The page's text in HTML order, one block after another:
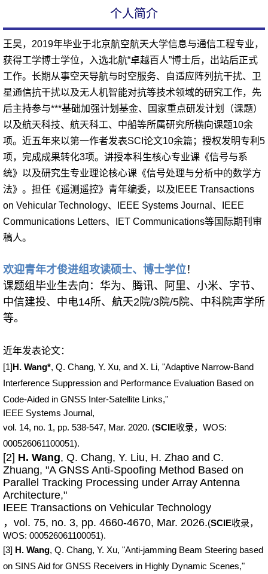
个人简介
王昊，2019年毕业于北京航空航天大学信息与通信工程专业，
获得工学博士学位，入选北航“卓越百人”博士后，出站后正式
工作。 长期从事空天导航与时空服务、自适应阵列抗干扰、卫
星通信抗干扰以及无人机智能对抗等技术领域的研究工作， 先
后主持参与***基础加强计划基金、国家重点研发计划（课题）
以及航天科技、航天科工、中船等所属研究所横向课题10余
项。近五年来以第一作者发表SCI论文10余篇；授权发明专利5
项，完成成果转化3项。 讲授本科生核心专业课《信号与系
统》以及研究生专业理论核心课《信号处理与分析中的数学方
法》。 担任《遥测遥控》青年编委，以及IEEE Transactions
on Vehicular Technology、IEEE Systems Journal、IEEE
Communications Letters、IET Communications等国际期刊审
稿人。
欢迎青年才俊进组攻读硕士、博士学位！
课题组毕业生去向：华为、腾讯、阿里、小米、字节、
中信建投、中电14所、航天2院/3院/5院、中科院声学所
等。
近年发表论文：
[1]H. Wang*, Q. Chang, Y. Xu, and X. Li, "Adaptive Narrow-Band
Interference Suppression and Performance Evaluation Based on
Code-Aided in GNSS Inter-Satellite Links,"
IEEE Systems Journal,
vol. 14, no. 1, pp. 538-547, Mar. 2020. (SCIE收录，WOS:
000526061100051).
[2] H. Wang, Q. Chang, Y. Liu, H. Zhao and C.
Zhuang, "A GNSS Anti-Spoofing Method Based on
Parallel Tracking Processing under Array Antenna
Architecture,"
IEEE Transactions on Vehicular Technology
，vol. 75, no. 3, pp. 4660-4670, Mar. 2026.(SCIE收录，
WOS: 000526061100051).
[3] H. Wang, Q. Chang, Y. Xu, "Anti-jamming Beam Steering based
on SINS Aid for GNSS Receivers in Highly Dynamic Scenes,"